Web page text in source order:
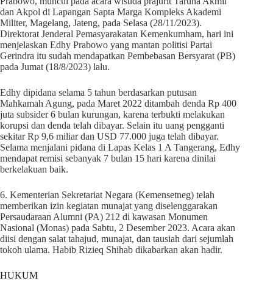
dan Akpol di Lapangan Sapta Marga Kompleks Akademi
Militer, Magelang, Jateng, pada Selasa (28/11/2023).
Direktorat Jenderal Pemasyarakatan Kemenkumham, hari ini
menjelaskan Edhy Prabowo yang mantan politisi Partai
Gerindra itu sudah mendapatkan Pembebasan Bersyarat (PB)
pada Jumat (18/8/2023) lalu.
Edhy dipidana selama 5 tahun berdasarkan putusan
Mahkamah Agung, pada Maret 2022 ditambah denda Rp 400
juta subsider 6 bulan kurungan, karena terbukti melakukan
korupsi dan denda telah dibayar. Selain itu uang pengganti
sekitar Rp 9,6 miliar dan USD 77.000 juga telah dibayar.
Selama menjalani pidana di Lapas Kelas 1 A Tangerang, Edhy
mendapat remisi sebanyak 7 bulan 15 hari karena dinilai
berkelakuan baik.
6. Kementerian Sekretariat Negara (Kemensetneg) telah
memberikan izin kegiatan munajat yang diselenggarakan
Persaudaraan Alumni (PA) 212 di kawasan Monumen
Nasional (Monas) pada Sabtu, 2 Desember 2023. Acara akan
diisi dengan salat tahajud, munajat, dan tausiah dari sejumlah
tokoh ulama. Habib Rizieq Shihab dikabarkan akan hadir.
HUKUM